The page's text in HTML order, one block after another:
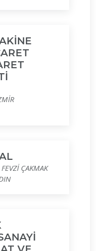
ÇAKMAK